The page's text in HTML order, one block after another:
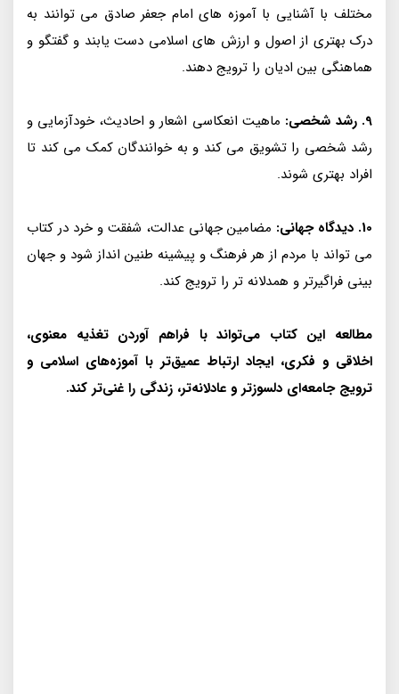
مختلف با آشنایی با آموزه های امام جعفر صادق می توانند به
درک بهتری از اصول و ارزش های اسلامی دست یابند و گفتگو و
هماهنگی بین ادیان را ترویج دهند.
9. رشد شخصی:
ماهیت انعکاسی اشعار و احادیث، خودآزمایی و
رشد شخصی را تشویق می کند و به خوانندگان کمک می کند تا
افراد بهتری شوند.
10. دیدگاه جهانی:
مضامین جهانی عدالت، شفقت و خرد در کتاب
می تواند با مردم از هر فرهنگ و پیشینه طنین انداز شود و جهان
بینی فراگیرتر و همدلانه تر را ترویج کند.
مطالعه این کتاب می‌تواند با فراهم آوردن تغذیه معنوی،
اخلاقی و فکری، ایجاد ارتباط عمیق‌تر با آموزه‌های اسلامی و
ترویج جامعه‌ای دلسوزتر و عادلانه‌تر، زندگی را غنی‌تر کند.